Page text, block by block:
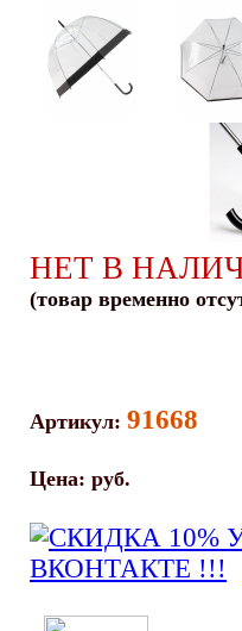
НЕТ В
(товар временно
Артикул: 91668
Цена: руб.